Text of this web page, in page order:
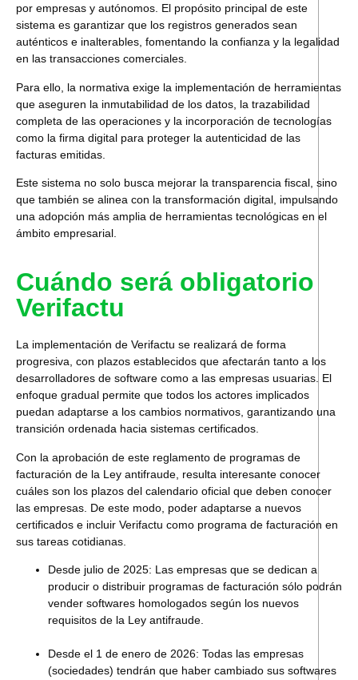
por empresas y autónomos. El propósito principal de este
sistema es garantizar que los registros generados sean
auténticos e inalterables, fomentando la confianza y la legalidad
en las transacciones comerciales.
Para ello, la normativa exige la implementación de herramientas
que aseguren la inmutabilidad de los datos, la trazabilidad
completa de las operaciones y la incorporación de tecnologías
como la firma digital para proteger la autenticidad de las
facturas emitidas.
Este sistema no solo busca mejorar la transparencia fiscal, sino
que también se alinea con la transformación digital, impulsando
una adopción más amplia de herramientas tecnológicas en el
ámbito empresarial.
Cuándo será obligatorio
Verifactu
La implementación de Verifactu se realizará de forma
progresiva, con plazos establecidos que afectarán tanto a los
desarrolladores de software como a las empresas usuarias. El
enfoque gradual permite que todos los actores implicados
puedan adaptarse a los cambios normativos, garantizando una
transición ordenada hacia sistemas certificados.
Con la aprobación de este reglamento de programas de
facturación de la Ley antifraude, resulta interesante conocer
cuáles son los plazos del calendario oficial que deben conocer
las empresas. De este modo, poder adaptarse a nuevos
certificados e incluir Verifactu como programa de facturación en
sus tareas cotidianas.
Desde julio de 2025: Las empresas que se dedican a
producir o distribuir programas de facturación sólo podrán
vender softwares homologados según los nuevos
requisitos de la Ley antifraude.
Desde el 1 de enero de 2026: Todas las empresas
(sociedades) tendrán que haber cambiado sus softwares